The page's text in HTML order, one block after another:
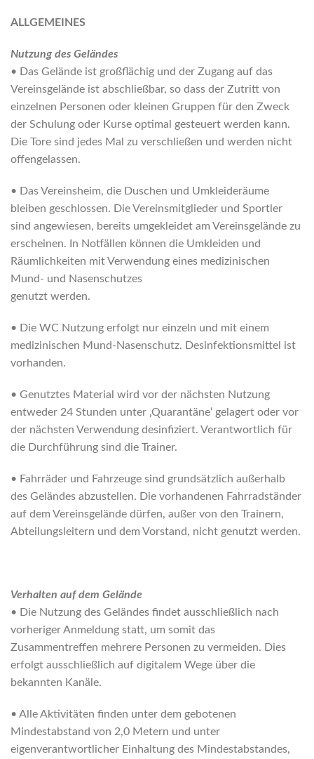
ALLGEMEINES
Nutzung des Geländes
• Das Gelände ist großflächig und der Zugang auf das
Vereinsgelände ist abschließbar, so dass der Zutritt von
einzelnen Personen oder kleinen Gruppen für den Zweck
der Schulung oder Kurse optimal gesteuert werden kann.
Die Tore sind jedes Mal zu verschließen und werden nicht
offengelassen.
• Das Vereinsheim, die Duschen und Umkleideräume
bleiben geschlossen. Die Vereinsmitglieder und Sportler
sind angewiesen, bereits umgekleidet am Vereinsgelände zu
erscheinen. In Notfällen können die Umkleiden und
Räumlichkeiten mit Verwendung eines medizinischen
Mund- und Nasenschutzes
genutzt werden.
• Die WC Nutzung erfolgt nur einzeln und mit einem
medizinischen Mund-Nasenschutz. Desinfektionsmittel ist
vorhanden.
• Genutztes Material wird vor der nächsten Nutzung
entweder 24 Stunden unter ‚Quarantäne‘ gelagert oder vor
der nächsten Verwendung desinfiziert. Verantwortlich für
die Durchführung sind die Trainer.
• Fahrräder und Fahrzeuge sind grundsätzlich außerhalb
des Geländes abzustellen. Die vorhandenen Fahrradständer
auf dem Vereinsgelände dürfen, außer von den Trainern,
Abteilungsleitern und dem Vorstand, nicht genutzt werden.
Verhalten auf dem Gelände
• Die Nutzung des Geländes findet ausschließlich nach
vorheriger Anmeldung statt, um somit das
Zusammentreffen mehrere Personen zu vermeiden. Dies
erfolgt ausschließlich auf digitalem Wege über die
bekannten Kanäle.
• Alle Aktivitäten finden unter dem gebotenen
Mindestabstand von 2,0 Metern und unter
eigenverantwortlicher Einhaltung des Mindestabstandes,